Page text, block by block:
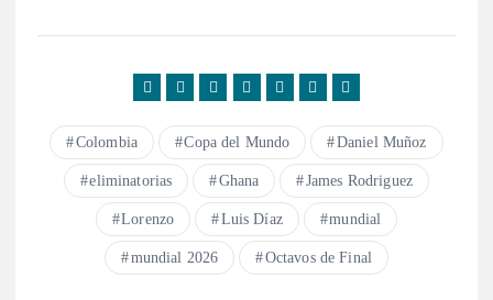
Colombia Copa del Mundo Daniel Muñoz
eliminatorias Ghana James Rodriguez
Lorenzo Luis Díaz mundial
mundial 2026 Octavos de Final